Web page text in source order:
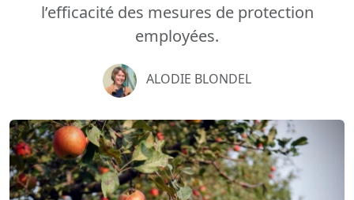
l’efficacité des mesures de protection
employées.
ALODIE BLONDEL